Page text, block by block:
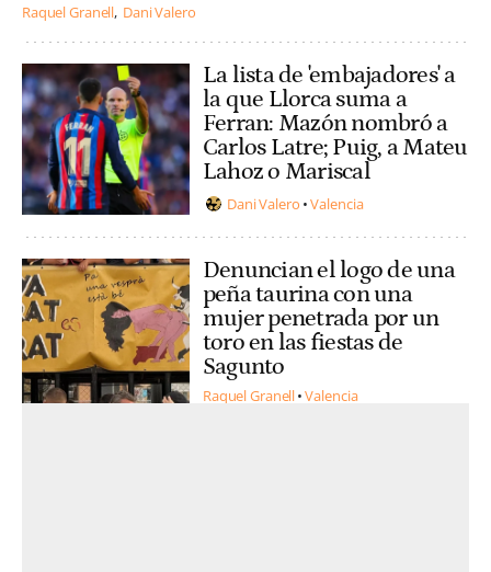
Raquel Granell Dani Valero
La lista de 'embajadores' a
la que Llorca suma a
Ferran: Mazón nombró a
Carlos Latre; Puig, a Mateu
Lahoz o Mariscal
Dani Valero Valencia
Denuncian el logo de una
peña taurina con una
mujer penetrada por un
toro en las fiestas de
Sagunto
Raquel Granell Valencia